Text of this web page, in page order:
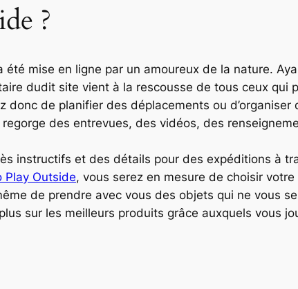
?
été mise en ligne par un amoureux de la nature.
dudit site vient à la rescousse de tous ceux
de planifier des déplacements ou d’organiser
des entrevues, des vidéos, des
instructifs et des détails pour des expéditions à
Play Outside, vous serez en mesure de choisir
de prendre avec vous des objets qui ne vous
sur les meilleurs produits grâce auxquels vous